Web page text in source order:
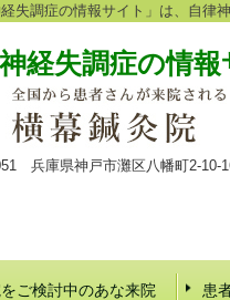
経失調症の情報サイト」は、自律
経失調症の情報
兵庫県神戸市灘区八幡町2-10-
ご検討中のあな来院 患